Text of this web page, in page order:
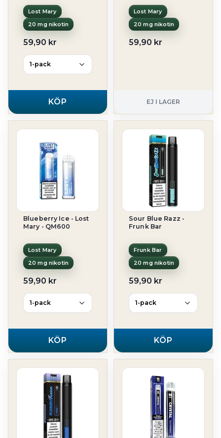
Lost Mary
20 mg nikotin
59,90 kr
KÖP
Lost Mary
20 mg nikotin
59,90 kr
EJ I LAGER
Blueberry Ice - Lost
Mary - QM600
Lost Mary
20 mg nikotin
59,90 kr
KÖP
Sour Blue Razz -
Frunk Bar
Frunk Bar
20 mg nikotin
59,90 kr
KÖP